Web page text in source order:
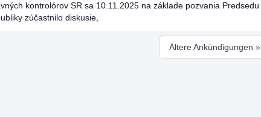
kontrolórov SR sa 10.11.2025 na základe pozvania Predsedu
zúčastnilo diskusie,
Ältere Ankündigungen »